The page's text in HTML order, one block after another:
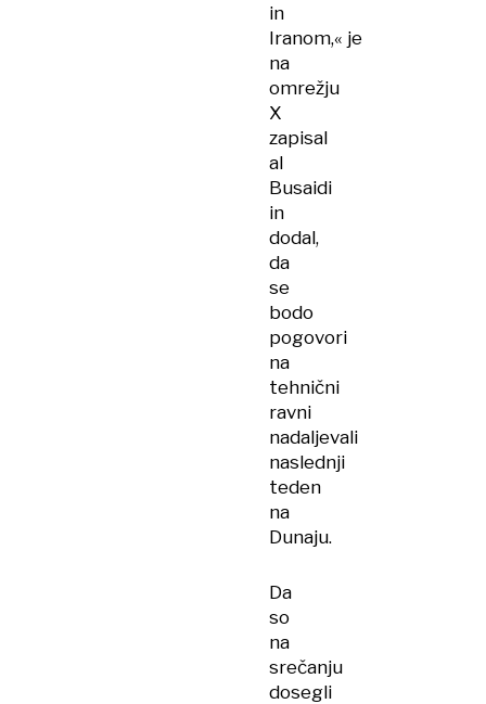
in
Iranom,« je
na
omrežju
X
zapisal
al
Busaidi
in
dodal,
da
se
bodo
pogovori
na
tehnični
ravni
nadaljevali
naslednji
teden
na
Dunaju.
Da
so
na
srečanju
dosegli